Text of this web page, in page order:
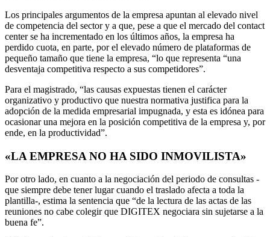
Los principales argumentos de la empresa apuntan al elevado nivel
de competencia del sector y a que, pese a que el mercado del contact
center se ha incrementado en los últimos años, la empresa ha
perdido cuota, en parte, por el elevado número de plataformas de
pequeño tamaño que tiene la empresa, “lo que representa “una
desventaja competitiva respecto a sus competidores”.
Para el magistrado, “las causas expuestas tienen el carácter
organizativo y productivo que nuestra normativa justifica para la
adopción de la medida empresarial impugnada, y esta es idónea para
ocasionar una mejora en la posición competitiva de la empresa y, por
ende, en la productividad”.
«LA EMPRESA NO HA SIDO INMOVILISTA»
Por otro lado, en cuanto a la negociación del periodo de consultas -
que siempre debe tener lugar cuando el traslado afecta a toda la
plantilla-, estima la sentencia que “de la lectura de las actas de las
reuniones no cabe colegir que DIGITEX negociara sin sujetarse a la
buena fe”.